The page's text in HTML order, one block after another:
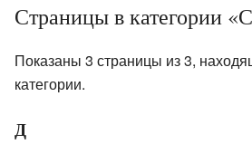
Страницы в категории
Показаны 3 страницы из 3,
категории.
Д